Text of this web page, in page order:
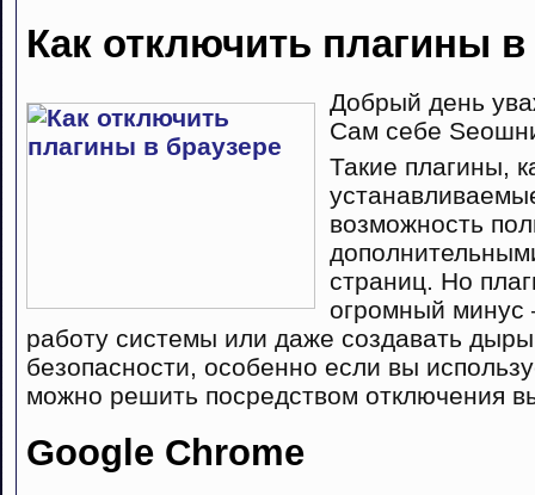
Как отключить плагины в
Добрый день
Сам себе
Такие плагины,
возможность
страниц. Но
огромный минус
работу системы или даже создавать
безопасности, особенно если вы
можно решить посредством отключения
Google Chrome